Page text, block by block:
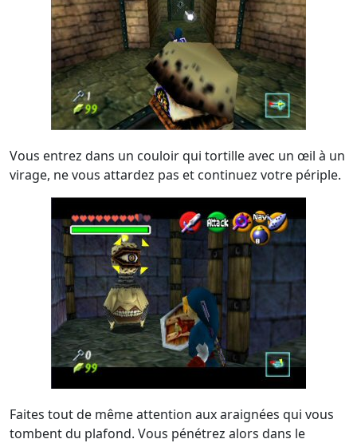
Vous entrez dans un couloir qui tortille avec un œil à un
virage, ne vous attardez pas et continuez votre périple.
Faites tout de même attention aux araignées qui vous
tombent du plafond. Vous pénétrez alors dans le